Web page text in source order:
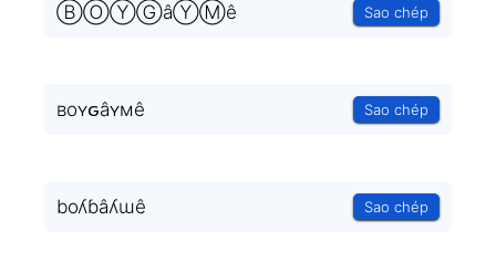
ⒷⓄⓎⒼâⓎⓂê Sao chép
ʙoʏԍâʏмê Sao chép
boʎɓâʎɯê Sao chép